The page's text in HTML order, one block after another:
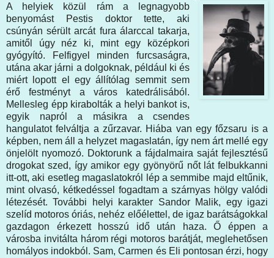
A helyiek közül rám a legnagyobb
benyomást Pestis doktor tette, aki
csúnyán sérült arcát fura álarccal takarja,
amitől úgy néz ki, mint egy középkori
gyógyító. Felfigyel minden furcsaságra,
utána akar járni a dolgoknak, például ki és
miért lopott el egy állítólag semmit sem
érő festményt a város katedrálisából.
Mellesleg épp kirabolták a helyi bankot is,
egyik napról a másikra a csendes
hangulatot felváltja a zűrzavar. Hiába van egy főzsaru is a
képben, nem áll a helyzet magaslatán, így nem árt mellé egy
önjelölt nyomozó. Doktorunk a fájdalmaira saját fejlesztésű
drogokat szed, így amikor egy gyönyörű nőt lát felbukkanni
itt-ott, aki esetleg magaslatokról lép a semmibe majd eltűnik,
mint olvasó, kétkedéssel fogadtam a szárnyas hölgy valódi
létezését. További helyi karakter Sandor Malik, egy igazi
szelíd motoros óriás, nehéz előélettel, de igaz barátságokkal
gazdagon érkezett hosszú idő után haza. Ő éppen a
városba invitálta három régi motoros barátját, meglehetősen
homályos indokból. Sam, Carmen és Eli pontosan érzi, hogy